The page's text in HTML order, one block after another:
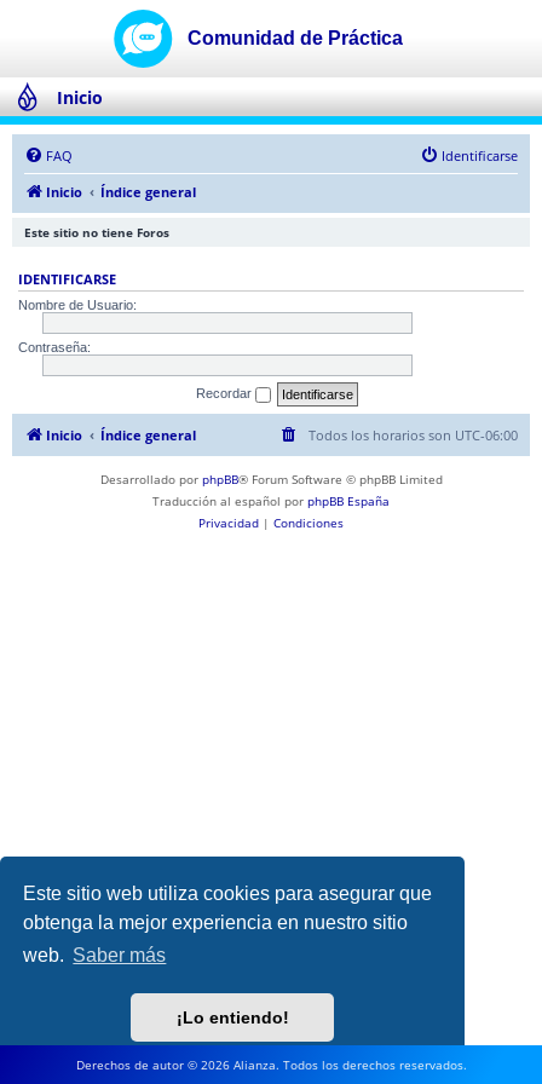
Este sitio web utiliza cookies para asegurar que
obtenga la mejor experiencia en nuestro sitio
web. Saber más
¡Lo entiendo!
Inicio
FAQ
Identificarse
Inicio
Índice general
Este sitio no tiene Foros
IDENTIFICARSE
Nombre de Usuario:
Contraseña:
Recordar
Inicio Índice general Todos los horarios son UTC-06:00
Desarrollado por phpBB® Forum Software © phpBB Limited
Traducción al español por phpBB España
Privacidad | Condiciones
Derechos de autor © 2026 Alianza. Todos los derechos reservados.